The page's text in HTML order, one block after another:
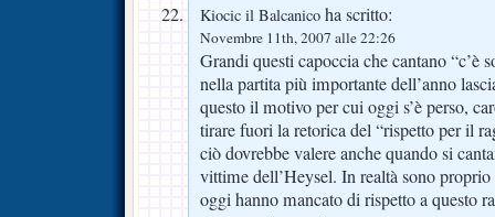
Kiocic il Balcanico ha scritto:
Novembre 11th, 2007 alle 22:26
Grandi questi capoccia che cantano “c’è
nella partita più importante dell’anno
questo il motivo per cui oggi s’è perso,
tirare fuori la retorica del “rispetto per il
ciò dovrebbe valere anche quando si
vittime dell’Heysel. In realtà sono
oggi hanno mancato di rispetto a questo